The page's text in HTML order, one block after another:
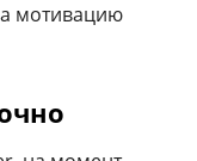
мотивацию